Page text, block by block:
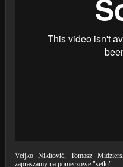
Veljko Nikitović, Tomasz
zapraszamy na pomeczowe "setki"